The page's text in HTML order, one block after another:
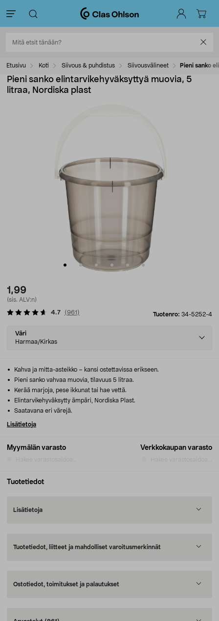
Etusivu Koti Siivous & puhdistus Siivousvälineet Pieni sanko
Pieni sanko elintarvikehyväksyttyä muovia, 5
litraa, Nordiska plast
1,99
(sis. ALV:n)
Tuotenro: 34-5252-4
4.7 (961 )
Select
variant
Väri
Harmaa/Kirkas
Myymälän varasto Verkkokaupan varasto
Kahva ja mitta-asteikko – kansi ostettavissa erikseen.
Pieni sanko vahvaa muovia, tilavuus 5 litraa.
Kerää marjoja, pese ikkunat tai hae vettä.
Elintarvikehyväksytty ämpäri, Nordiska Plast.
Saatavana eri värejä.
Lisätietoja
Tuotetiedot
Lisätietoja
Tuotetiedot, liitteet ja mahdolliset varoitusmerkinnät
Ostotiedot, toimitukset ja palautukset